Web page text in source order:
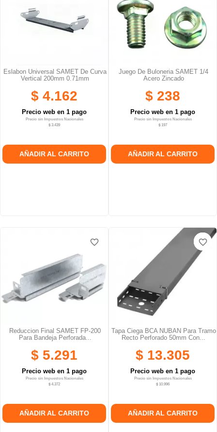
Eslabon Universal SAMET De Curva
Vertical 200mm 0.71mm
$ 4.162
Precio web en 1 pago
Precio sin Impuestos Nacionales
$ 3.439
AÑADIR AL CARRITO
Juego De Buloneria SAMET 1/4
Acero Zincado
$ 238
Precio web en 1 pago
Precio sin Impuestos Nacionales
$ 197
AÑADIR AL CARRITO
Reduccion Final SAMET FP-200
Para Bandeja Perforada...
$ 5.291
Precio web en 1 pago
Precio sin Impuestos Nacionales
$ 4.372
AÑADIR AL CARRITO
favorite_border
favorite_border
favorite_border
Tapa Ciega BCA NUBAN Para Tramo
Recto Perforado 50mm Con...
$ 13.305
Precio web en 1 pago
Precio sin Impuestos Nacionales
$ 10.996
AÑADIR AL CARRITO
favorite_border
favorite_border
favorite_border